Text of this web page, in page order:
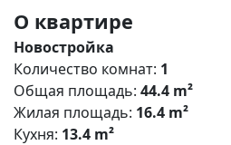
нас, Вы получаете: 1. 0%
ипотеки бесплатно; 2.
цене застройщика + акции,
Экспертное мнение о каждом
интересы — наш приоритет!
поддержку на всех этапах
О квартире
Новостройка
Количество комнат: 1
Общая площадь: 44.4 m²
Жилая площадь: 16.4 m²
Кухня: 13.4 m²